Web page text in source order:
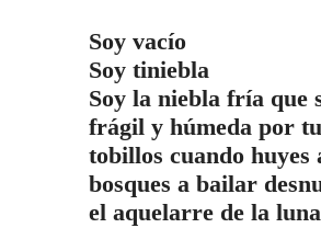
Soy vacío
Soy tiniebla
Soy la niebla fría que
frágil y húmeda por
tobillos cuando huyes
bosques a bailar
el aquelarre de la